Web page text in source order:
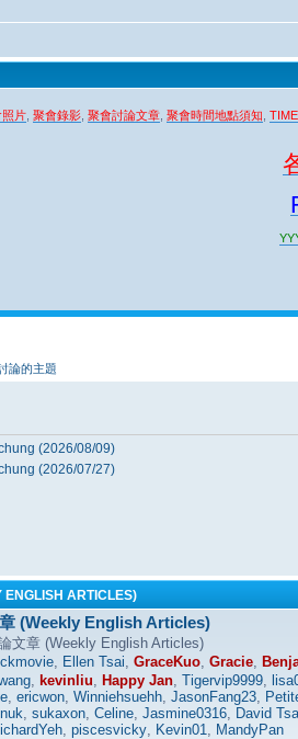
照片 聚會錄影 聚會討論文章 聚會時間地點須知
論的主題
(2026/08/09)
(2026/07/27)
ENGLISH ARTICLES)
(Weekly English Articles)
文章 (Weekly English Articles)
Ellen Tsai GraceKuo Gracie
kevinliu Happy Jan Tigervip9999
ericwon Winniehsuehh JasonFang23
sukaxon Celine Jasmine0316 David
piscesvicky Kevin01 MandyPan